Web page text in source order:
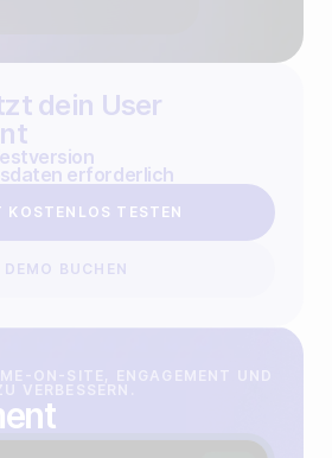
dein User
erforderlich
KOSTENLOS TESTEN
DEMO BUCHEN
ON-SITE, ENGAGEMENT UND
VERBESSERN.